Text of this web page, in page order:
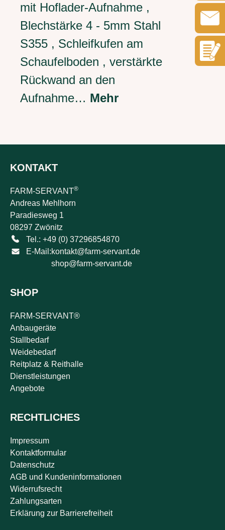
mit Hoflader-Aufnahme ,
Blechstärke 4 - 5mm Stahl
S355 , Schleifkufen am
Schaufelboden , verstärkte
Rückwand an den
Aufnahme… Mehr
KONTAKT
FARM-SERVANT®
Andreas Mehlhorn
Paradiesweg 1
08297 Zwönitz
Tel.: +49 (0) 37296854870
E-Mail:kontakt@farm-servant.de
shop@farm-servant.de
SHOP
FARM-SERVANT®
Anbaugeräte
Stallbedarf
Weidebedarf
Reitplatz & Reithalle
Dienstleistungen
Angebote
RECHTLICHES
Impressum
Kontaktformular
Datenschutz
AGB und Kundeninformationen
Widerrufsrecht
Zahlungsarten
Erklärung zur Barrierefreiheit